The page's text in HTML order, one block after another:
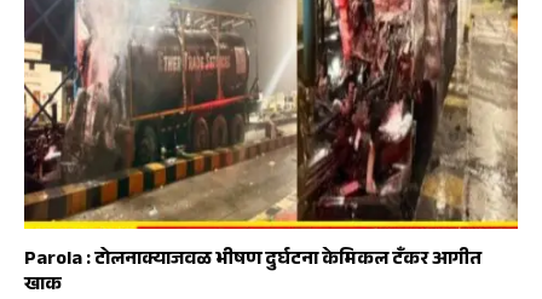
Parola : टोलनाक्याजवळ भीषण दुर्घटना केमिकल टँकर आगीत
खाक